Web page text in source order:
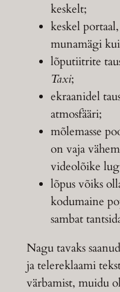
keskelt;
keskel
munamägi
lõputiitrite
Taxi;
ekraanidel
atmosfääri;
mõlemasse
on vaja
videolõike
lõpus võiks
kodumaine
sambat
Nagu tavaks
ja telereklaami
värbamist, muidu